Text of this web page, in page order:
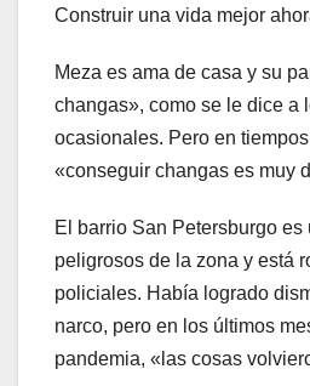
Construir una vida mejor
Meza es ama de casa y su
changas», como se le dice a
ocasionales. Pero en
«conseguir changas es muy
El barrio San Petersburgo es
peligrosos de la zona y está
policiales. Había logrado
narco, pero en los últimos
pandemia, «las cosas